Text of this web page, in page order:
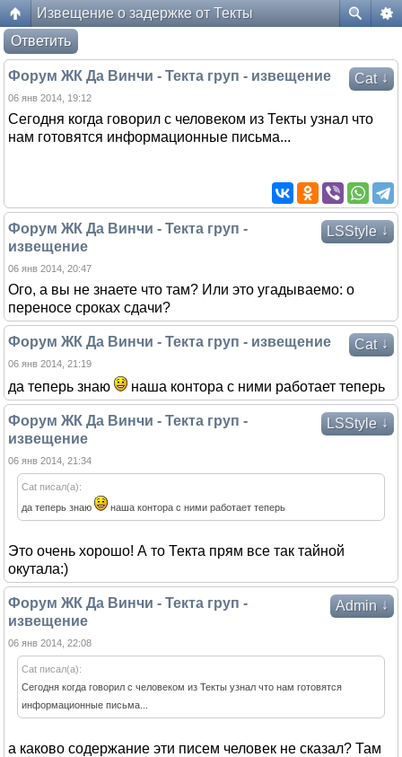
Извещение о задержке от Текты
Форум жителей ЖК Да Винчи
Ответить
Cat ↓
Форум ЖК Да Винчи - Текта груп - извещение
06 янв 2014, 19:12
Сегодня когда говорил с человеком из Текты узнал что
нам готовятся информационные письма...
LSStyle ↓
Форум ЖК Да Винчи - Текта груп -
извещение
06 янв 2014, 20:47
Ого, а вы не знаете что там? Или это угадываемо: о
переносе сроках сдачи?
Cat ↓
Форум ЖК Да Винчи - Текта груп - извещение
06 янв 2014, 21:19
да теперь знаю наша контора с ними работает теперь
LSStyle ↓
Форум ЖК Да Винчи - Текта груп -
извещение
06 янв 2014, 21:34
Cat писал(а):
да теперь знаю
наша контора с ними работает теперь
Это очень хорошо! А то Текта прям все так тайной
окутала:)
Admin ↓
Форум ЖК Да Винчи - Текта груп -
извещение
06 янв 2014, 22:08
Cat писал(а):
Сегодня когда говорил с человеком из Текты узнал что нам готовятся
информационные письма...
а каково содержание эти писем человек не сказал? Там